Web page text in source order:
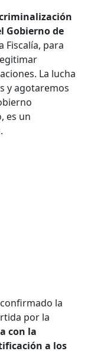
Gobierno de
Fiscalía, para
La lucha
y agotaremos
es un
la
por la
con la
a los